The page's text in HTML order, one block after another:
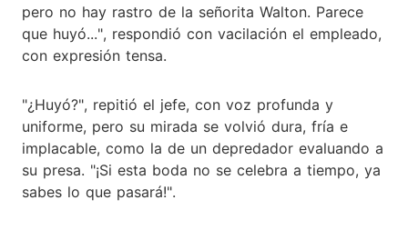
pero no hay rastro de la señorita Walton. Parece
que huyó...", respondió con vacilación el empleado,
con expresión tensa.
"¿Huyó?", repitió el jefe, con voz profunda y
uniforme, pero su mirada se volvió dura, fría e
implacable, como la de un depredador evaluando a
su presa. "¡Si esta boda no se celebra a tiempo, ya
sabes lo que pasará!".